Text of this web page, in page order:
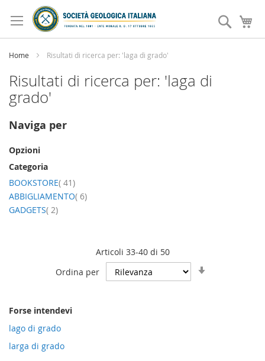
al
contenuto
Search
Home Risultati di ricerca per: 'laga di grado'
Risultati di ricerca per: 'laga di
grado'
Articoli 33-40di 50
Ordina per
Forse intendevi
lago di grado
larga di grado
Naviga per
Opzioni
Categoria
BOOKSTORE 41elemento
ABBIGLIAMENTO 6elemento
GADGETS 2elemento